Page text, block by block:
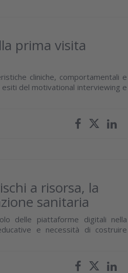
prima visita
cliniche, comportamentali e
del motivational interviewing e
a risorsa, la
sanitaria
delle piattaforme digitali nella
e necessità di costruire